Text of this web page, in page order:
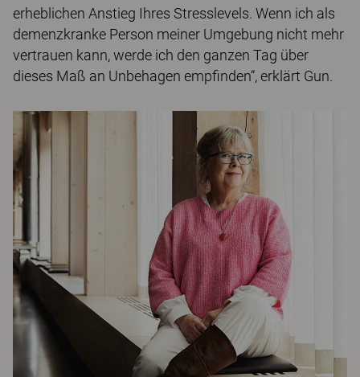
erheblichen Anstieg Ihres Stresslevels. Wenn ich als
demenzkranke Person meiner Umgebung nicht mehr
vertrauen kann, werde ich den ganzen Tag über
dieses Maß an Unbehagen empfinden“, erklärt Gun.